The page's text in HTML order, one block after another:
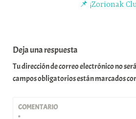
📌 ¡Zorionak
Deja una respuesta
Tu dirección de correo electrónico no
campos obligatorios están marcados
COMENTARIO